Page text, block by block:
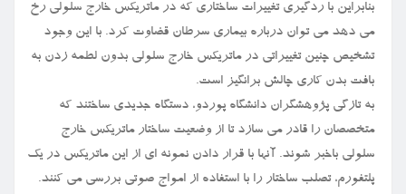
بنابراین با ردگیری تغییرات ساختاری که در ماتریکس خارج سلولی رخ
می دهد می توان درباره بیماری سرطان قضاوت کرد. با این وجود
تشخیص چنین تغییراتی در ماتریکس خارج سلولی بدون لطمه زدن به
بافت بدن کاری چالش برانگیز است.
به تازگی پژوهشگران دانشگاه پوردو، دستگاه جدیدی ساختند که
متخصصان را قادر می سازد تا از وضعیت ساختار ماتریکس خارج
سلولی باخبر شوند. آنها با قرار دادن نمونه ای از این ماتریکس در یک
پلتفورم، تصلب ساختار را با استفاده از امواج صوتی بررسی می کنند.